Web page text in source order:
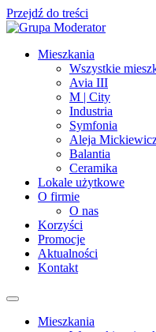
Przejdź do treści
Mieszkania
Wszystkie
Avia III
M | City
Industria
Symfonia
Aleja
Balantia
Ceramika
Lokale użytkowe
O firmie
O nas
Korzyści
Promocje
Aktualności
Kontakt
Mieszkania